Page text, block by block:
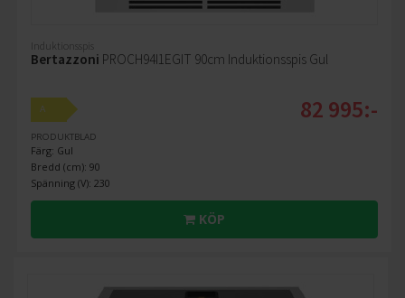
Induktionsspis
Bertazzoni PROCH94I1EGIT 90cm Induktionsspis Gul
A
PRODUKTBLAD
Färg: Gul
Bredd (cm): 90
Spänning (V): 230
82 995:-
KÖP